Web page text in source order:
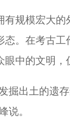
规模宏大的
态。在考古
眼中的文明
出土的遗存
说。